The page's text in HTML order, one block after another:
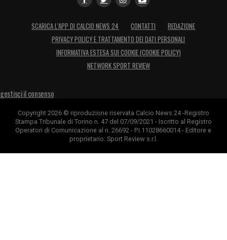
SCARICA L’APP DI CALCIO NEWS 24 CONTATTI
REDAZIONE
PRIVACY POLICY E TRATTAMENTO DEI DATI PERSONALI
INFORMATIVA ESTESA SUI COOKIE (COOKIE POLICY)
NETWORK SPORT REVIEW
gestisci il consenso
Copyright 2026 © riproduzione riservata Calcio News 24 -Registro
Stampa Tribunale di Torino n. 47 del 07/09/2021 - Iscritto al Registro
Operatori di Comunicazione al n. 26692 - P.I.11028660014 - Editore e
proprietario: Sport Review s.r.l.